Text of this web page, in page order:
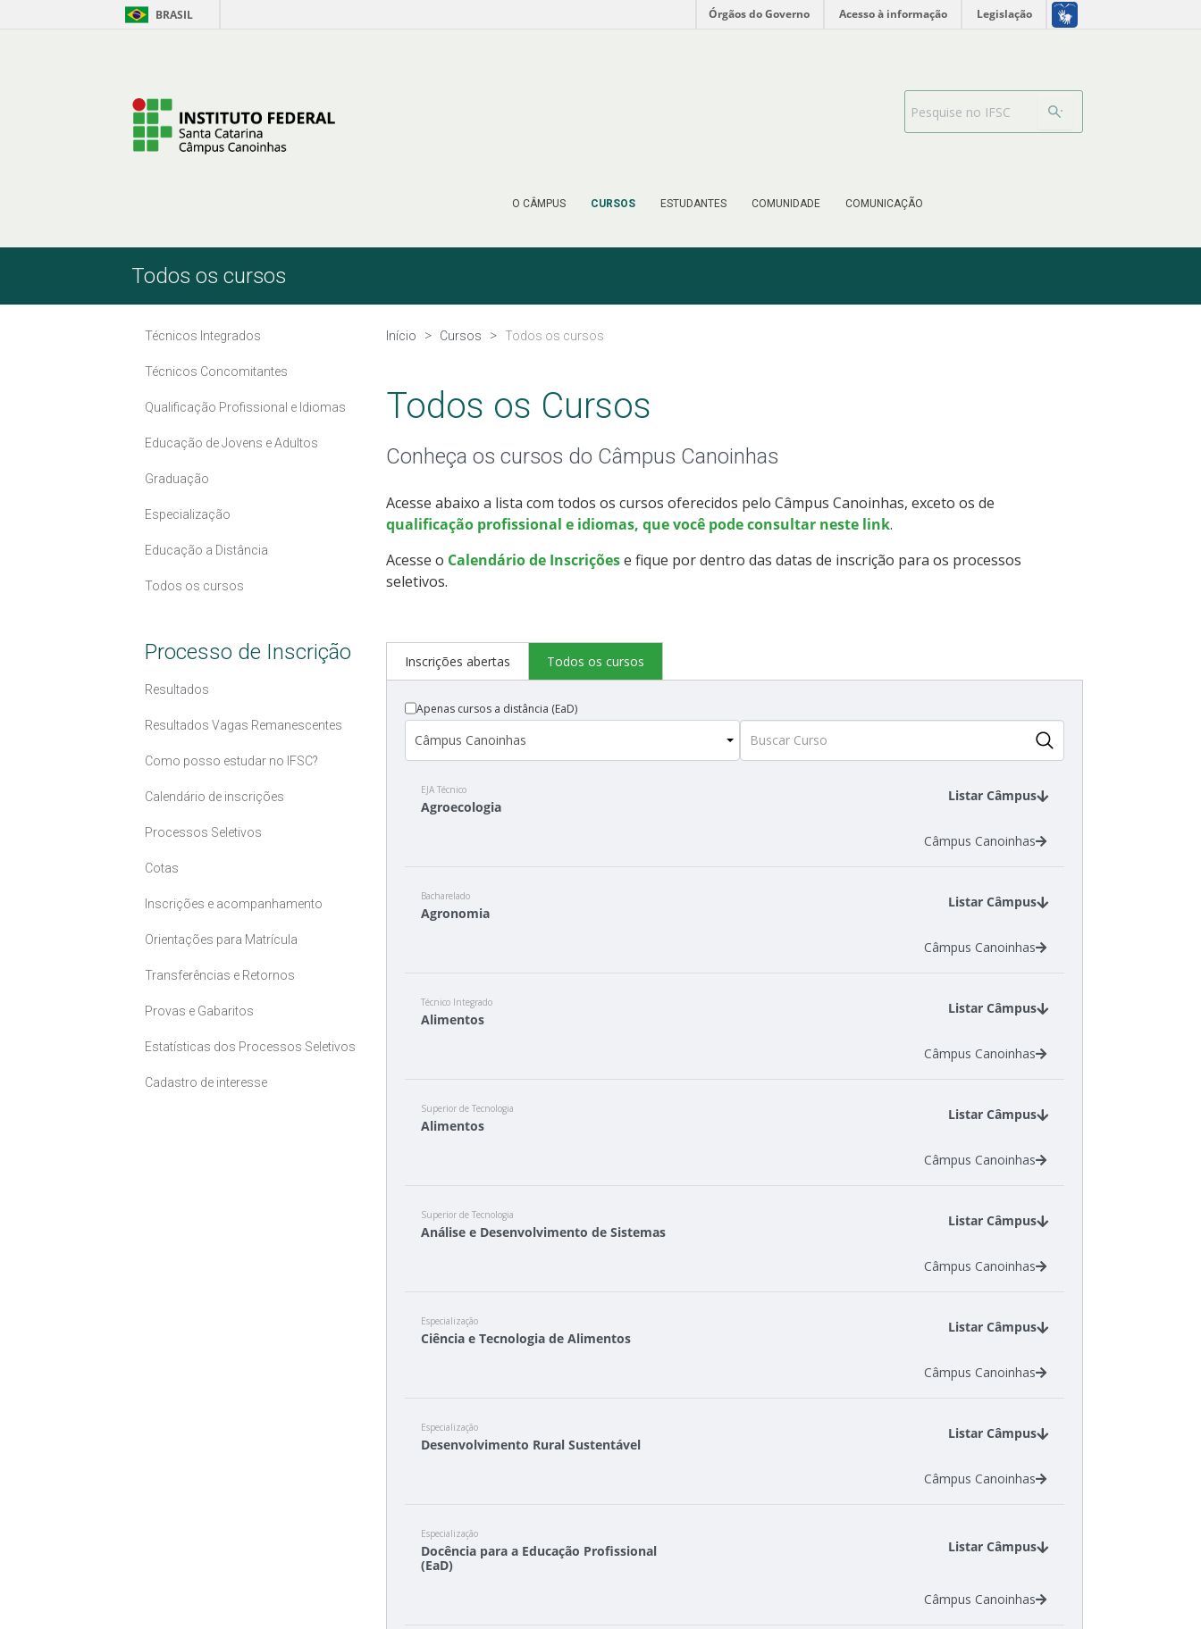
BRASIL Órgãos do Governo Acesso à informação Legislação
O CÂMPUS CURSOS ESTUDANTES COMUNIDADE COMUNICAÇÃO
Search Bar
Todos os cursos
Técnicos Integrados
Técnicos Concomitantes
Qualificação Profissional e Idiomas
Educação de Jovens e Adultos
Graduação
Especialização
Educação a Distância
Todos os cursos
Processo de Inscrição
Resultados
Resultados Vagas Remanescentes
Como posso estudar no IFSC?
Calendário de inscrições
Processos Seletivos
Cotas
Inscrições e acompanhamento
Orientações para Matrícula
Transferências e Retornos
Provas e Gabaritos
Estatísticas dos Processos Seletivos
Cadastro de interesse
Início Cursos Todos os cursos
Todos os Cursos
Conheça os cursos do Câmpus Canoinhas
Acesse abaixo a lista com todos os cursos oferecidos pelo Câmpus Canoinhas, exceto os de
qualificação profissional e idiomas, que você pode consultar neste link.
Acesse o Calendário de Inscriçõese fique por dentro das datas de inscrição para os processos
seletivos.
Inscrições abertas Todos os cursos
Apenas cursos a distância (EaD)
EJA Técnico
Agroecologia
Listar Câmpus
Câmpus Canoinhas
Bacharelado
Agronomia
Listar Câmpus
Câmpus Canoinhas
Técnico Integrado
Alimentos
Listar Câmpus
Câmpus Canoinhas
Superior de Tecnologia
Alimentos
Listar Câmpus
Câmpus Canoinhas
Superior de Tecnologia
Análise e Desenvolvimento de Sistemas
Listar Câmpus
Câmpus Canoinhas
Especialização
Ciência e Tecnologia de Alimentos
Listar Câmpus
Câmpus Canoinhas
Especialização
Desenvolvimento Rural Sustentável
Listar Câmpus
Câmpus Canoinhas
Especialização
Docência para a Educação Profissional
(EaD)
Listar Câmpus
Câmpus Canoinhas